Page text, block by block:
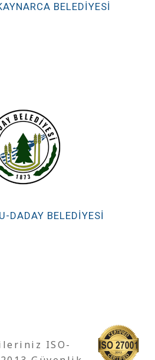
BELEDIYESI
DADAY BELEDIYESI
ISO-